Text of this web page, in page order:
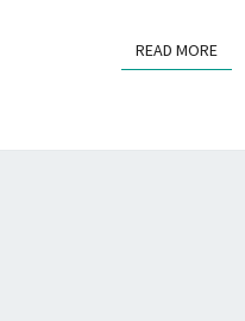
READ MORE